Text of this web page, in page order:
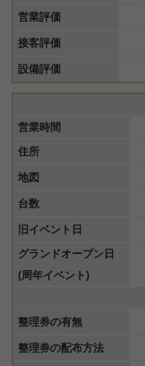
営業評価
接客評価
設備評価
営業時間
住所
地図
台数
旧イベント日
グランドオープン日
(周年イベント)
整理券の有無
整理券の配布方法